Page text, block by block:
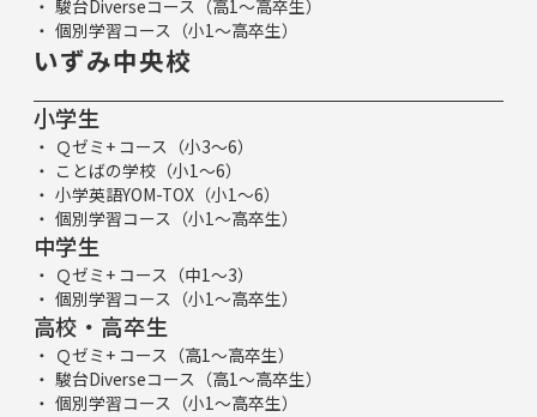
駿台Diverseコース（高1～高卒生）
個別学習コース（小1～高卒生）
いずみ中央校
小学生
Ｑゼミ+ コース（小3～6）
ことばの学校（小1～6）
小学英語YOM-TOX（小1～6）
個別学習コース（小1～高卒生）
中学生
Ｑゼミ+ コース（中1～3）
個別学習コース（小1～高卒生）
高校・高卒生
Ｑゼミ+ コース（高1～高卒生）
駿台Diverseコース（高1～高卒生）
個別学習コース（小1～高卒生）